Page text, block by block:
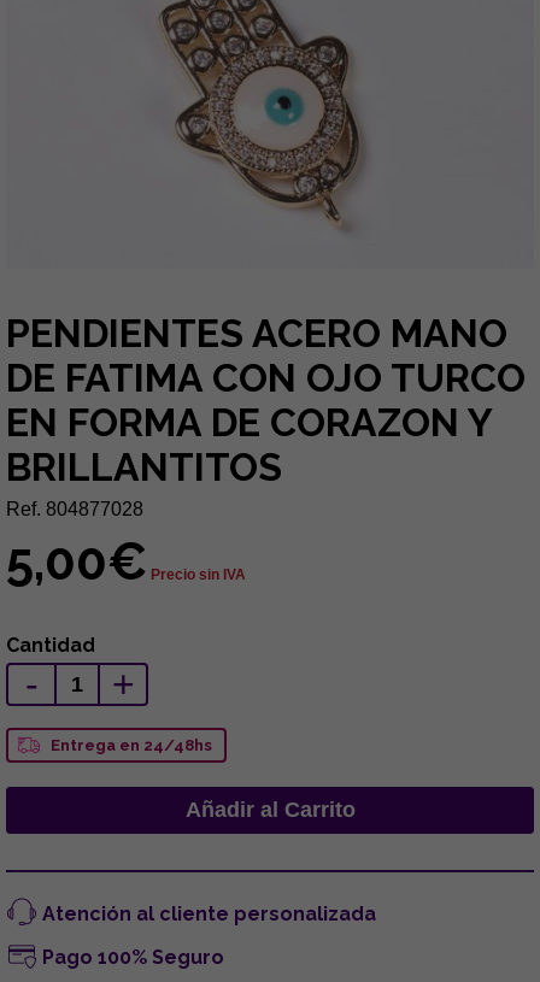
PENDIENTES ACERO MANO
DE FATIMA CON OJO TURCO
EN FORMA DE CORAZON Y
BRILLANTITOS
Ref. 804877028
5,00€ Precio sin IVA
Cantidad
- +
Entrega en 24/48hs
Atención al cliente personalizada
Pago 100% Seguro